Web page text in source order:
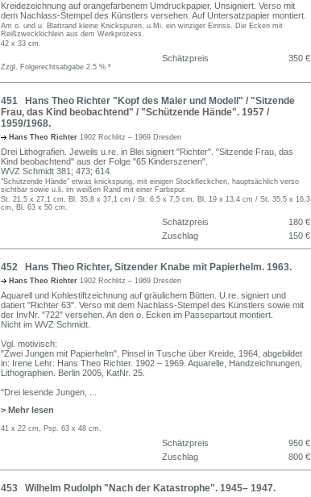
Kreidezeichnung auf orangefarbenem Umdruckpapier. Unsigniert. Verso mit
dem Nachlass-Stempel des Künstlers versehen. Auf Untersatzpapier montiert.
Am o. und u. Blattrand kleine Knickspuren, u.Mi. ein winziger Einriss. Die Ecken mit
Reißzwecklöchlein aus dem Werkprozess.
42 x 33 cm.
Schätzpreis 350 €
Zzgl. Folgerechtsabgabe 2.5 % *
451 Hans Theo Richter "Kopf des Maler und Modell" / "Sitzende
Frau, das Kind beobachtend" / "Schützende Hände". 1957 /
1959/1968.
Hans Theo Richter 1902 Rochlitz – 1969 Dresden
Drei Lithografien. Jeweils u.re. in Blei signiert "Richter". "Sitzende Frau, das
Kind beobachtend" aus der Folge "65 Kinderszenen".
WVZ Schmidt 381; 473; 614.
"Schützende Hände" etwas knickspurig, mit einigen Stockfleckchen, hauptsächlich verso
sichtbar sowie u.li. im weißen Rand mit einer Farbspur.
St. 21,5 x 27,1 cm, Bl. 35,8 x 37,1 cm / St. 6,5 x 7,5 cm, Bl. 19 x 13,4 cm / St. 35,5 x 16,3
cm, Bl. 63 x 50 cm.
Schätzpreis
180 €
Zuschlag
150 €
452 Hans Theo Richter, Sitzender Knabe mit Papierhelm. 1963.
Hans Theo Richter 1902 Rochlitz – 1969 Dresden
Aquarell und Kohlestiftzeichnung auf gräulichem Bütten. U.re. signiert und
datiert "Richter 63". Verso mit dem Nachlass-Stempel des Künstlers sowie mit
der InvNr. "722" versehen. An den o. Ecken im Passepartout montiert.
Nicht im WVZ Schmidt.
Vgl. motivisch:
"Zwei Jungen mit Papierhelm", Pinsel in Tusche über Kreide, 1964, abgebildet
in: Irene Lehr: Hans Theo Richter. 1902 – 1969. Aquarelle, Handzeichnungen,
Lithographien. Berlin 2005, KatNr. 25.
"Drei lesende Jungen,
> Mehr lesen
41 x 22 cm, Psp. 63 x 48 cm.
Schätzpreis
950 €
Zuschlag
800 €
453 Wilhelm Rudolph "Nach der Katastrophe". 1945– 1947.